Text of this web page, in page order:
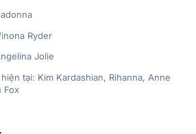
Ryder
Jolie
tại: Kim Kardashian, Rihanna, Anne
Fox